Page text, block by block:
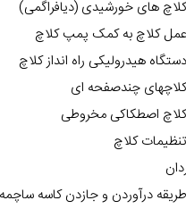
های خورشیدی (دیافراگمی)
عمل کلاچ به کمک پمپ کلاچ
دستگاه هیدرولیکی راه انداز کلاچ
چندصفحه ای
اصطکاکی مخروطی
تنظیمات کلاچ
طریقه درآوردن و جازدن کاسه ساچمه